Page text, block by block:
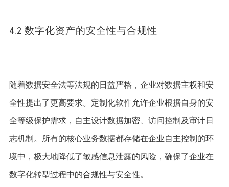
4.2 数字化资产的安全性与合规性
随着数据安全法等法规的日益严格，企业对数据主权和安
全性提出了更高要求。定制化软件允许企业根据自身的安
全等级保护需求，自主设计数据加密、访问控制及审计日
志机制。所有的核心业务数据都存储在企业自主控制的环
境中，极大地降低了敏感信息泄露的风险，确保了企业在
数字化转型过程中的合规性与安全性。